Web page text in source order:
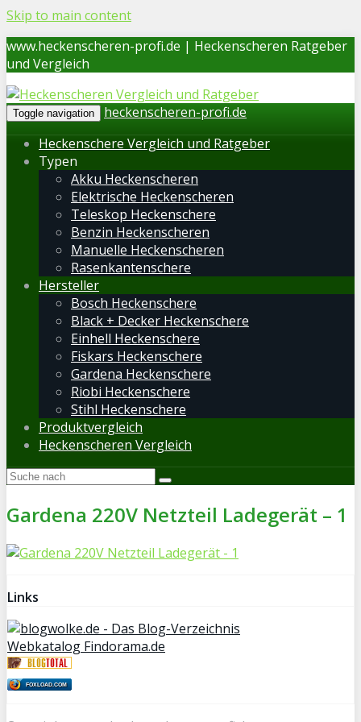
Skip to main content
www.heckenscheren-profi.de | Heckenscheren Ratgeber
und Vergleich
Toggle navigation
heckenscheren-profi.de
Heckenschere Vergleich und Ratgeber
Typen
Akku Heckenscheren
Elektrische Heckenscheren
Teleskop Heckenschere
Benzin Heckenscheren
Manuelle Heckenscheren
Rasenkantenschere
Hersteller
Bosch Heckenschere
Black + Decker Heckenschere
Einhell Heckenschere
Fiskars Heckenschere
Gardena Heckenschere
Riobi Heckenschere
Stihl Heckenschere
Produktvergleich
Heckenscheren Vergleich
Gardena 220V Netzteil Ladegerät – 1
Links
Webkatalog Findorama.de
FOXLOAD.COM